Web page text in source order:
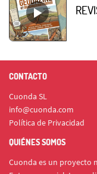
CONTACTO
Cuonda SL
info@cuonda.com
Política de Privacidad
QUIÉNES SOMOS
Cuonda es un proyecto